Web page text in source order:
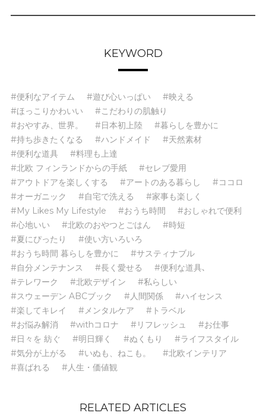
KEYWORD
#便利なアイテム #遊び心いっぱい
#映える
#ほっこりかわいい
#こだわりの肌触り
#おやすみ、世界。
#日本初上陸
#暮らしを豊かに
#持ち歩きたくなる
#ハンドメイド
#天然素材
#便利な道具
#料理も上達
#北欧 フィンランドからの手紙
#セレブ愛用
#アウトドアを楽しくする
#アートのある暮らし
#ココロ
#オーガニック
#自宅で洗える
#家事も楽しく
#My Likes My Lifestyle
#おうち時間
#おしゃれで便利
#心地いい
#北欧のおやつとごはん
#時短
#夏にぴったり
#使い方いろいろ
#おうち時間 暮らしを豊かに
#サスティナブル
#自分メンテナンス
#長く愛せる
#便利な道具､
#テレワーク
#北欧デザイン
#私らしい
#スウェーデン ABCブック
#人間関係
#ハイセンス
#楽してキレイ
#メンタルケア
#トラベル
#お悩み解消
#withコロナ #リフレッシュ
#お仕事
#日々を 紡ぐ
#明日輝く #ぬくもり
#ライフスタイル
#気分が上がる
#いぬも、ねこも。
#北欧インテリア
#喜ばれる
#人生・価値観
RELATED ARTICLES